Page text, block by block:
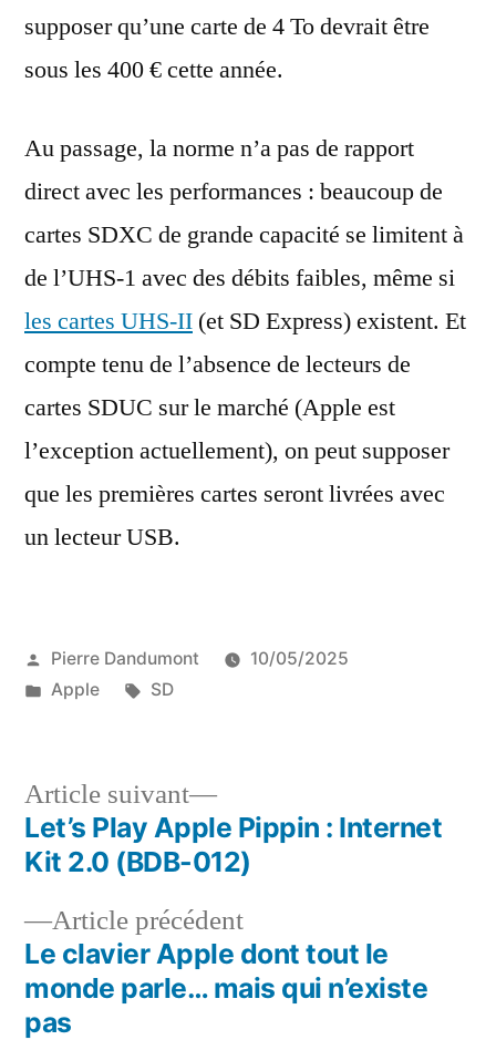
supposer qu’une carte de 4 To devrait être
sous les 400 € cette année.
Au passage, la norme n’a pas de rapport
direct avec les performances : beaucoup de
cartes SDXC de grande capacité se limitent à
de l’UHS-1 avec des débits faibles, même si
les cartes UHS-II (et SD Express) existent. Et
compte tenu de l’absence de lecteurs de
cartes SDUC sur le marché (Apple est
l’exception actuellement), on peut supposer
que les premières cartes seront livrées avec
un lecteur USB.
Publié
par
Pierre Dandumont
10/05/2025
Publié
Apple Étiquettes :
SD
Navigation
l’article
Article précédentArticle
précédent :
Le clavier Apple dont tout le
monde parle… mais qui n’existe
pas
Article suivant
Article
suivant :
Let’s Play Apple Pippin : Internet
Kit 2.0 (BDB-012)